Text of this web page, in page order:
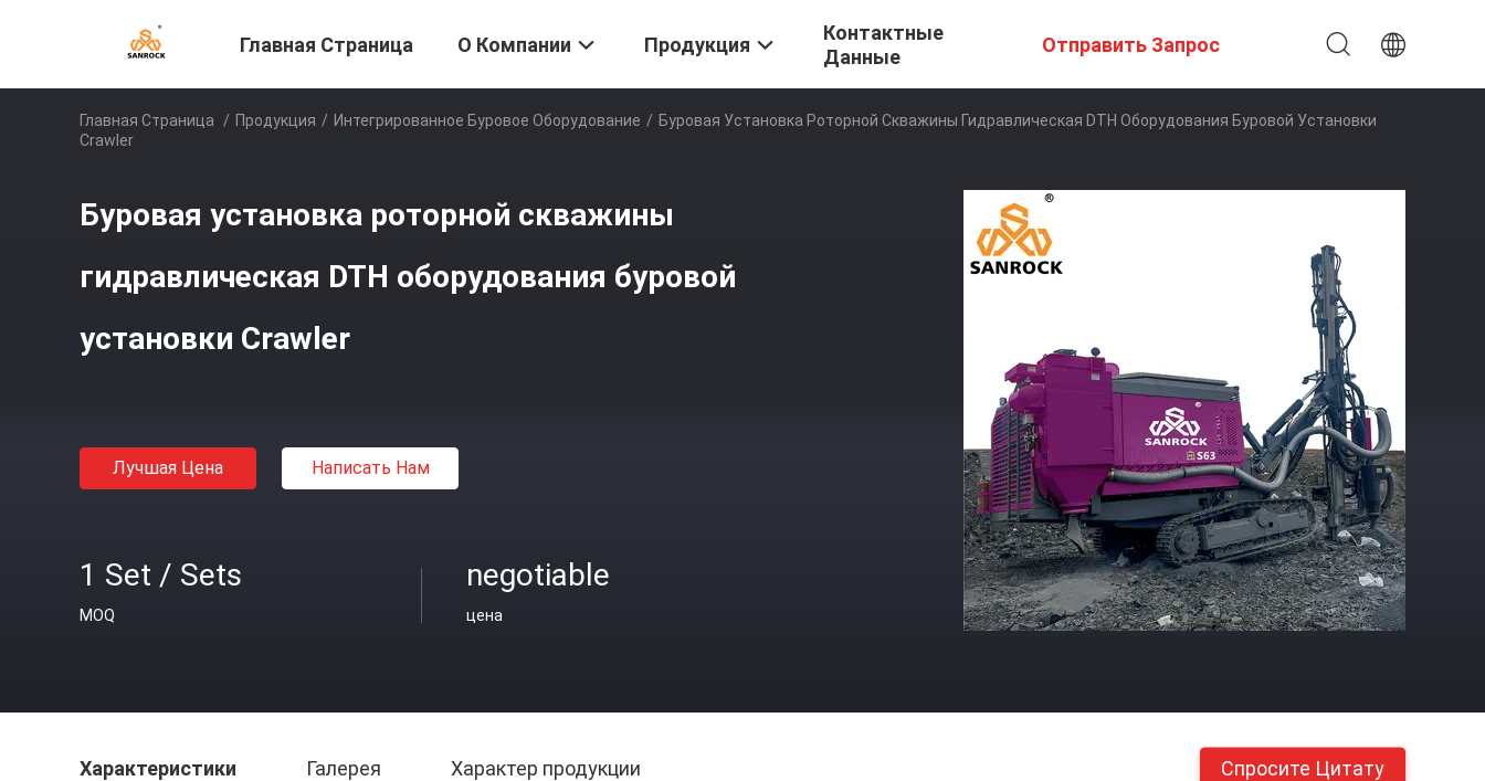
Главная Страница О Компании Продукция
Контактные
Данные
Отправить Запрос
Главная Страница / Продукция / Интегрированное Буровое Оборудование / Буровая Установка Роторной Скважины Гидравлическая DTH Оборудования Буровой Установки
Crawler
Буровая установка роторной скважины
гидравлическая DTH оборудования буровой
установки Crawler
Лучшая Цена Написать Нам
1 Set / Sets
MOQ
negotiable
цена
Характеристики Галерея Характер продукции Спросите Цитату